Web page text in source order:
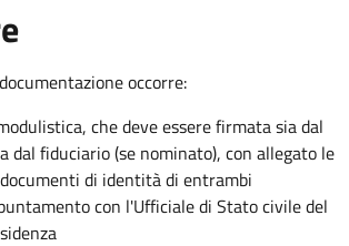
occorre:
che deve essere firmata sia dal
dal fiduciario (se nominato), con allegato le
di identità di entrambi
con l'Ufficiale di Stato civile del